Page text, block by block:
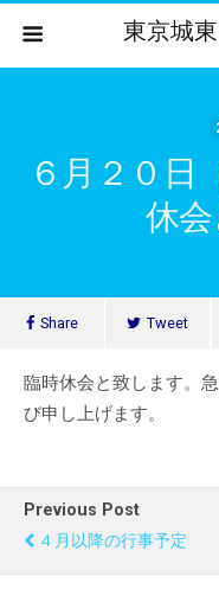
東京城
６月２０日
休会
Share Tweet
臨時休会と致します。
び申し上げます。
Previous Post
４月以降の行事予定